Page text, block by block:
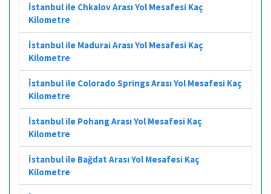
İstanbul ile Chkalov Arası Yol Mesafesi Kaç
Kilometre
İstanbul ile Madurai Arası Yol Mesafesi Kaç
Kilometre
İstanbul ile Colorado Springs Arası Yol Mesafesi Kaç
Kilometre
İstanbul ile Pohang Arası Yol Mesafesi Kaç
Kilometre
İstanbul ile Bağdat Arası Yol Mesafesi Kaç
Kilometre